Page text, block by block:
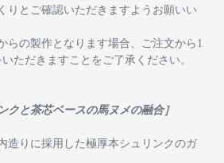
とご確認いただきますようお願いい
らの製作となります場合、ご注文から1
ただきますことをご了承ください。
クと茶芯ベースの馬ヌメの融合］
造りに採用した極厚本シュリンクのガ